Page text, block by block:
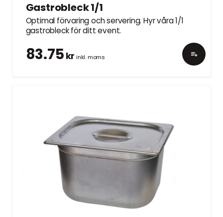
Gastrobleck 1/1
Optimal förvaring och servering. Hyr våra 1/1
gastrobleck för ditt event.
83.75 kr inkl. moms